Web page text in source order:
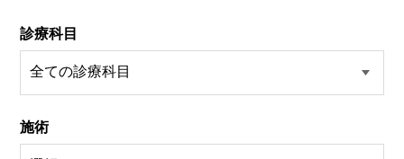
診療科目
施術